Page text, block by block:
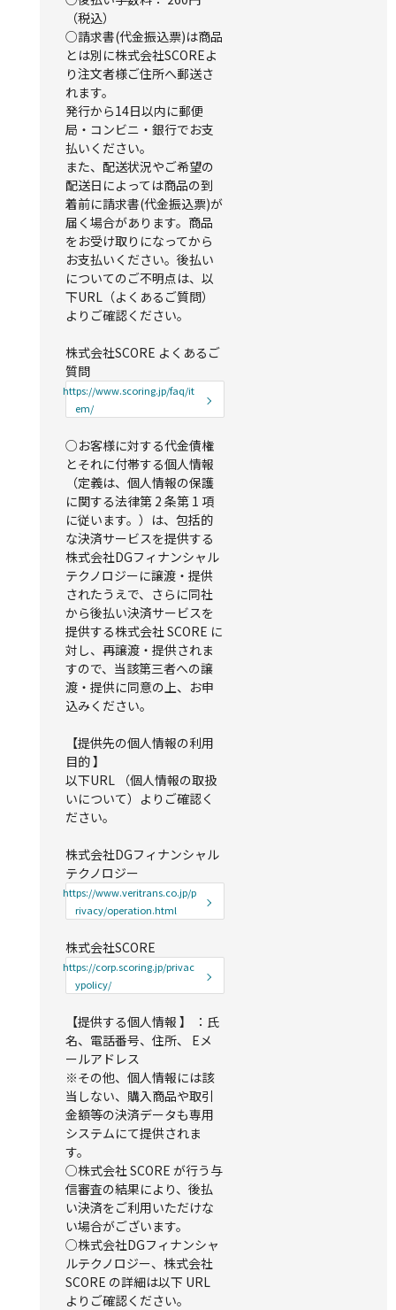
（税込）
○請求書(代金振込票)は商品
とは別に株式会社SCOREよ
り注文者様ご住所へ郵送さ
れます。
発行から14日以内に郵便
局・コンビニ・銀行でお支
払いください。
また、配送状況やご希望の
配送日によっては商品の到
着前に請求書(代金振込票)が
届く場合があります。商品
をお受け取りになってから
お支払いください。後払い
についてのご不明点は、以
下URL（よくあるご質問）
よりご確認ください。
株式会社SCORE よくあるご
質問
https://www.scoring.jp/faq/it
em/
○お客様に対する代金債権
とそれに付帯する個人情報
（定義は、個人情報の保護
に関する法律第 2 条第 1 項
に従います。）は、包括的
な決済サービスを提供する
株式会社DGフィナンシャル
テクノロジーに譲渡・提供
されたうえで、さらに同社
から後払い決済サービスを
提供する株式会社 SCORE に
対し、再譲渡・提供されま
すので、当該第三者への譲
渡・提供に同意の上、お申
込みください。
【提供先の個人情報の利用
目的 】
以下URL （個人情報の取扱
いについて）よりご確認く
ださい。
株式会社DGフィナンシャル
テクノロジー
https://www.veritrans.co.jp/p
rivacy/operation.html
株式会社SCORE
https://corp.scoring.jp/privac
ypolicy/
【提供する個人情報 】 ：氏
名、電話番号、住所、 Eメ
ールアドレス
※その他、個人情報には該
当しない、購入商品や取引
金額等の決済データも専用
システムにて提供されま
す。
○株式会社 SCORE が行う与
信審査の結果により、後払
い決済をご利用いただけな
い場合がございます。
○株式会社DGフィナンシャ
ルテクノロジー、株式会社
SCORE の詳細は以下 URL
よりご確認ください。